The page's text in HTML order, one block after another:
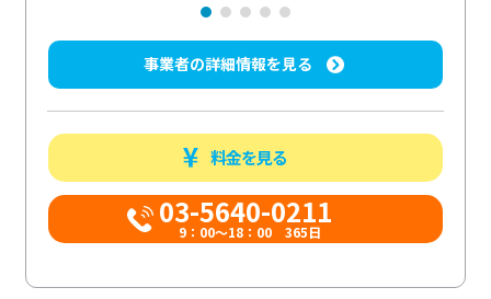
事業者の詳細情報を見る
料金を見る
03-5640-0211
9：00～18：00 365日